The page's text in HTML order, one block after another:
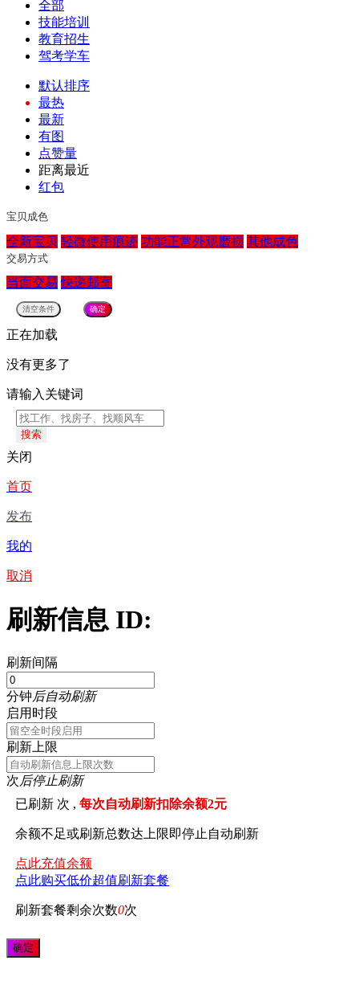
全部
技能培训
教育招生
驾考学车
默认排序
最热
最新
有图
点赞量
距离最近
红包
宝贝成色
全新宝贝 轻微使用痕迹 功能正常外观磨损 其他成色
交易方式
当面交易 快递邮寄
正在加载
没有更多了
请输入关键词
搜索
关闭
首页
发布
我的
取消
刷新信息 ID:
刷新间隔
分钟后自动刷新
启用时段
刷新上限
次后停止刷新
已刷新 次 ,每次自动刷新扣除余额2元
余额不足或刷新总数达上限即停止自动刷新
点此充值余额
点此购买低价超值刷新套餐
刷新套餐剩余次数0次